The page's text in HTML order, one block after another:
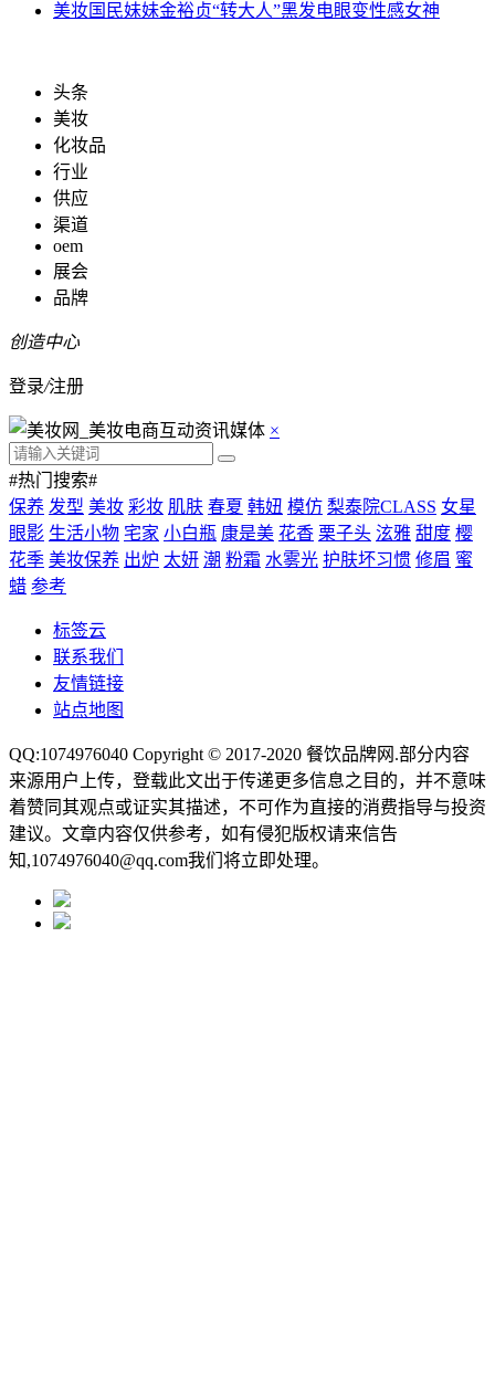
美妆国民妹妹金裕贞“转大人”黑发电眼变性感女神
头条
美妆
化妆品
行业
供应
渠道
oem
展会
品牌
创造中心
登录/注册
×
#热门搜索#
保养 发型 美妆 彩妆 肌肤 春夏 韩妞 模仿 梨泰院CLASS 女星
眼影 生活小物 宅家 小白瓶 康是美 花香 栗子头 泫雅 甜度 樱
花季 美妆保养 出炉 太妍 潮 粉霜 水雾光 护肤坏习惯 修眉 蜜
蜡 参考
标签云
联系我们
友情链接
站点地图
QQ:1074976040 Copyright © 2017-2020 餐饮品牌网 .部分内容
来源用户上传，登载此文出于传递更多信息之目的，并不意味
着赞同其观点或证实其描述，不可作为直接的消费指导与投资
建议。文章内容仅供参考，如有侵犯版权请来信告
知,1074976040@qq.com我们将立即处理。